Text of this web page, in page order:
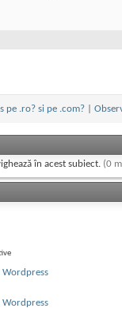
pe .ro? si pe .com?|
în acest subiect. (0